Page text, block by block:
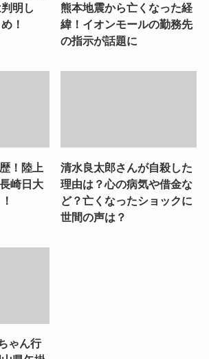
明し
！
熊本地震から亡くなった経
緯！イオンモールの勤務先
の指示が話題に
！陸上
崎日大
清水良太郎さんが自殺した
理由は？心の病気や借金な
ど？亡くなったショックに
世間の声は？
ゃん行